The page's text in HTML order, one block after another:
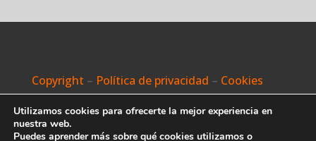
Copyright – Política de privacidad – Cookies
© Celtiberia Telecom |2026 Todos los
derechos reservados
Utilizamos cookies para ofrecerte la mejor experiencia en
nuestra web.
Puedes aprender más sobre qué cookies utilizamos o